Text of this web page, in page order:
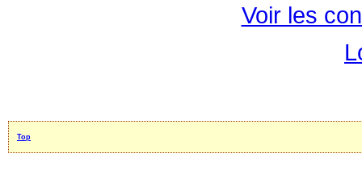
Voir les
Top